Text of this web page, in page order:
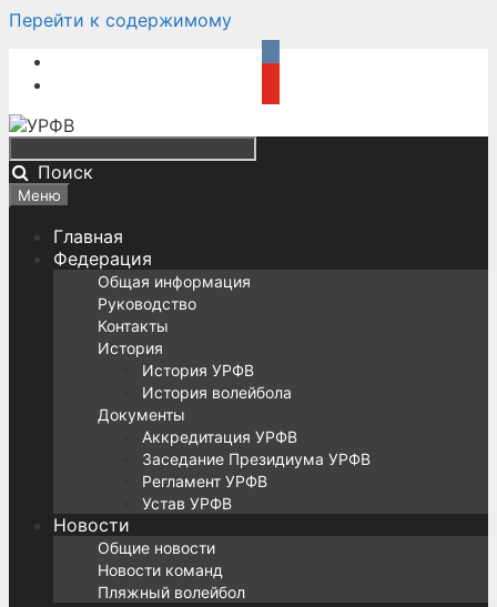
Перейти к содержимому
Поиск
Меню
Главная
Федерация
Общая информация
Руководство
Контакты
История
История УРФВ
История волейбола
Документы
Аккредитация УРФВ
Заседание Президиума УРФВ
Регламент УРФВ
Устав УРФВ
Новости
Общие новости
Новости команд
Пляжный волейбол